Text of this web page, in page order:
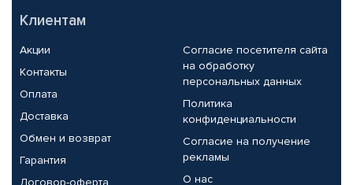
Клиентам
Акции
Контакты
Оплата
Доставка
Обмен и возврат
Гарантия
Договор-оферта
Согласие посетителя сайта
на обработку
персональных данных
Политика
конфиденциальности
Согласие на получение
рекламы
О нас